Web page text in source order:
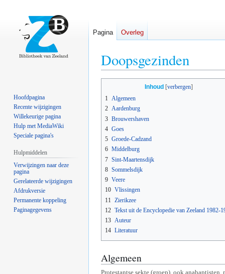
Doopsgezinden
navigatie
springen
zoeken
springen
Inhoud
1 Algemeen
2 Aardenburg
3 Brouwershaven
4 Goes
5 Groede-Cadzand
6 Middelburg
7 Sint-Maartensdijk
8 Sommelsdijk
9 Veere
10 Vlissingen
11
Zierikzee
12 Tekst uit de Encyclopedie van Zeeland 1982-
13 Auteur
14 Literatuur
Algemeen
Protestantse sekte (groep), ook
Pagina Overleg
Hoofdpagina
Recente wijzigingen
Willekeurige pagina
Hulp met MediaWiki
Speciale pagina's
Hulpmiddelen
Verwijzingen naar deze
pagina
Gerelateerde wijzigingen
Afdrukversie
Permanente koppeling
Paginagegevens